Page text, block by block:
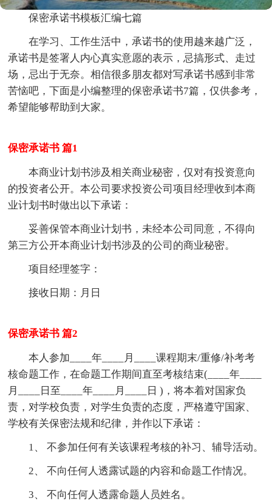
保密承诺书模板汇编七篇
在学习、工作生活中，承诺书的使用越来越广泛，
承诺书是签署人内心真实意愿的表示，忌搞形式、走过
场，忌出于无奈。相信很多朋友都对写承诺书感到非常
苦恼吧，下面是小编整理的保密承诺书7篇，仅供参考，
希望能够帮助到大家。
保密承诺书 篇1
本商业计划书涉及相关商业秘密，仅对有投资意向
的投资者公开。本公司要求投资公司项目经理收到本商
业计划书时做出以下承诺：
妥善保管本商业计划书，未经本公司同意，不得向
第三方公开本商业计划书涉及的公司的商业秘密。
项目经理签字：
接收日期：月日
保密承诺书 篇2
本人参加____年____月____课程期末/重修/补考考
核命题工作，在命题工作期间直至考核结束(____年____
月____日至____年____月____日 )，将本着对国家负
责，对学校负责，对学生负责的态度，严格遵守国家、
学校有关保密法规和纪律，并作以下承诺：
1、 不参加任何有关该课程考核的补习、辅导活动。
2、 不向任何人透露试题的内容和命题工作情况。
3、 不向任何人透露命题人员姓名。